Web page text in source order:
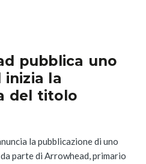
pubblica uno
inizia la
del titolo
la pubblicazione di uno
parte di Arrowhead, primario